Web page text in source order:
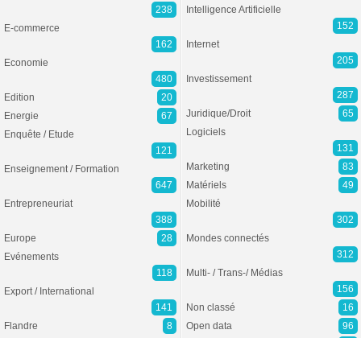
238
E-commerce
162
Economie
480
Edition
20
Energie
67
Enquête / Etude
121
Enseignement / Formation
647
Entrepreneuriat
388
Europe
28
Evénements
118
Export / International
141
Flandre
8
Intelligence Artificielle
152
Internet
205
Investissement
287
Juridique/Droit
65
Logiciels
131
Marketing
83
Matériels
49
Mobilité
302
Mondes connectés
312
Multi- / Trans-/ Médias
156
Non classé
16
Open data
96